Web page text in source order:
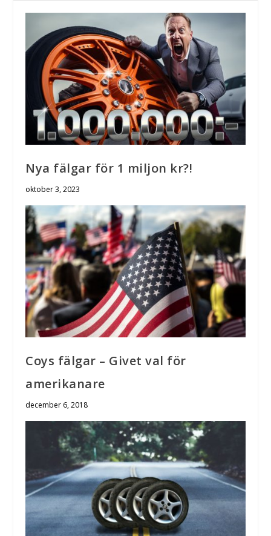
Nya fälgar för 1 miljon kr?!
oktober 3, 2023
Coys fälgar – Givet val för
amerikanare
december 6, 2018